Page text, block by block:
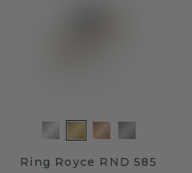
Ring Royce RND 585